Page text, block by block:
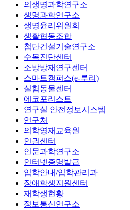
의생명과학연구소
생명과학연구소
생명윤리위원회
생활협동조합
첨단건설기술연구소
수목진단센터
소방방재연구센터
스마트캠퍼스(e-루리)
실험동물센터
에코포리스트
연구실 안전정보시스템
연구처
의학영재교육원
인권센터
인문과학연구소
인터넷증명발급
입학안내/입학관리과
장애학생지원센터
재학생현황
정보통신연구소